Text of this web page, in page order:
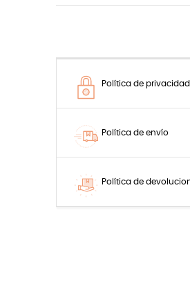
Política de privacidad
Política de envío
Política de